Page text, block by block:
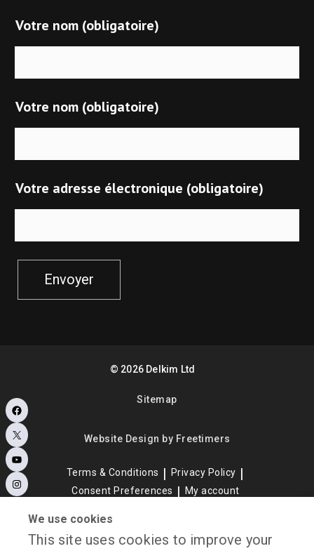
Votre nom (obligatoire)
Votre nom (obligatoire)
Votre adresse électronique (obligatoire)
Envoyer
© 2026 Delkim Ltd
Sitemap
Website Design by Freetimers
Terms & Conditions
Privacy Policy
Consent Preferences
My account
Facebook
X
YouTube
Instagram
We use cookies
This site uses cookies to improve your